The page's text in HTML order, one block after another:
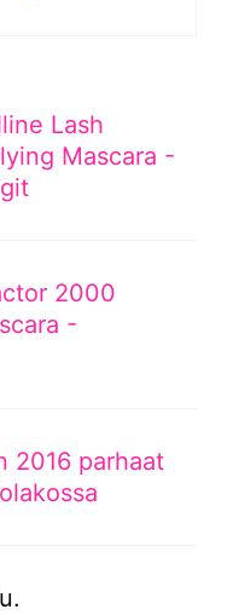
Lash
Mascara -
2000
-
2016 parhaat